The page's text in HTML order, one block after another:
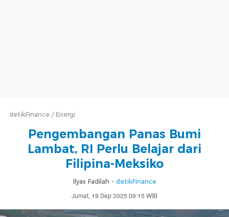
detikFinance Energi
Pengembangan Panas Bumi
Lambat, RI Perlu Belajar dari
Filipina-Meksiko
Ilyas Fadilah - detikFinance
Jumat, 19 Sep 2025 09:15 WIB